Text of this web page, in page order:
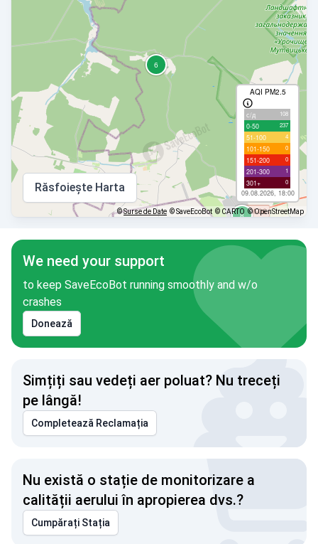
AQI PM2.5
с/д 108
0-50 237
51-100 4
101-150 0
151-200 0
201-300 1
301+ 0
09.08.2026, 18:00
Răsfoiește Harta
©Surse de Date © SaveEcoBot © CARTO © OpenStreetMap
We need your support
to keep SaveEcoBot running smoothly and w/o
crashes
Donează
Simțiți sau vedeți aer poluat? Nu treceți
pe lângă!
Completează Reclamația
Nu există o stație de monitorizare a
calității aerului în apropierea dvs.?
Cumpărați Stația